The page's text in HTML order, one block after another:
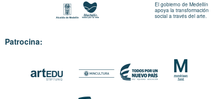
El gobierno de Medellín
apoya la transformación
social a través del arte.
Patrocina: